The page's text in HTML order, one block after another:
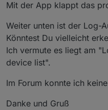
Mit der App klappt das
Weiter unten ist der Log-
Könntest Du vielleicht
Ich vermute es liegt am
device list".
Im Forum konnte ich
Danke und Gruß